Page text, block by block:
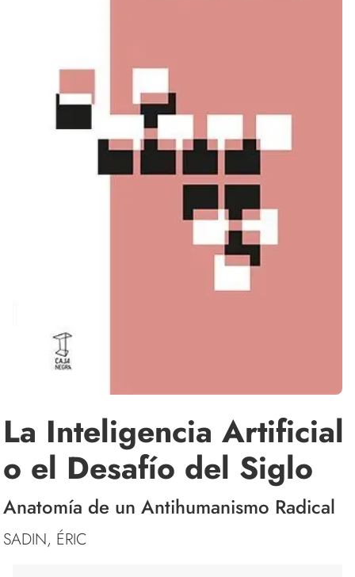
La Inteligencia Artificial
o el Desafío del Siglo
Anatomía de un Antihumanismo Radical
SADIN, ÉRIC